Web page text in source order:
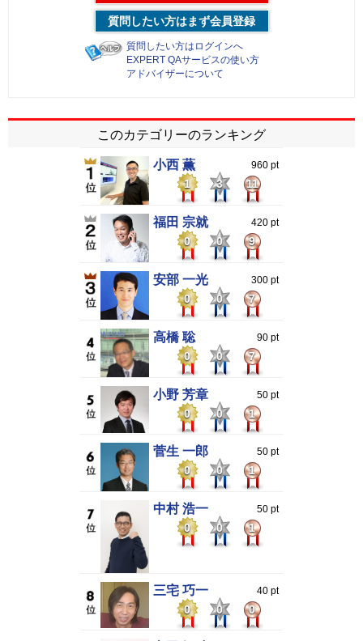
質問したい方はまず会員登録
質問したい方はログインへ
EXPERT QAサービスの使い方
アドバイザーについて
このカテゴリーのランキング
小西 薫 960 pt
1 3 11
福田 宗就 420 pt
0 0 9
安部 一光 300 pt
0 0 7
高橋 聡 90 pt
0 0 7
小野 芳章 50 pt
0 0 1
菅生 一郎 50 pt
0 0 1
中村 浩一 50 pt
0 0 1
三宅 巧一 40 pt
0 0 0